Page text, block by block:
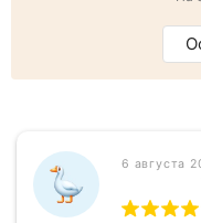
6 августа